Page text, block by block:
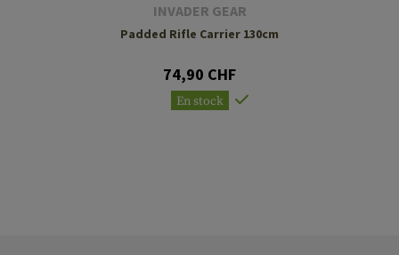
INVADER GEAR
Padded Rifle Carrier 130cm
74,90 CHF
En stock